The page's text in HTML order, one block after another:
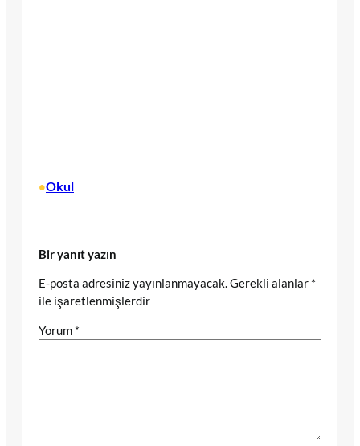
•Okul
Bir yanıt yazın
E-posta adresiniz yayınlanmayacak.Gerekli alanlar *
ile işaretlenmişlerdir
Yorum *